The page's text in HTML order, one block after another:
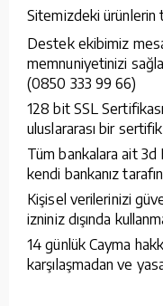
Sitemizdeki ürünlerin
Destek ekibimiz
memnuniyetinizi
(0850 333 99 66)
128 bit SSL
uluslararası bir
Tüm bankalara ait
kendi bankanız
Kişisel verilerinizi
izniniz dışında
14 günlük Cayma
karşılaşmadan ve